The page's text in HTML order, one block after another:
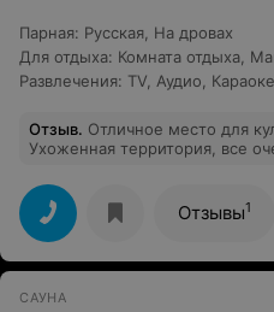
Парная: Русская На дровах
Для отдыха: Комната отдыха
Развлечения: TV Аудио Караоке
Отзыв. Отличное место для
Ухоженная территория, все
случай дождя. Есть все
холодильник, посуда и т.д.
даже поставили на стол
Вроде мелочь, но приятно!). В
стоит. Мы и наши гости
Отзывы1
САУНА